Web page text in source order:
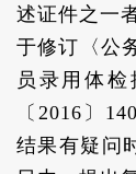
述证件之一
于修订〈公
员录用体
〔2016〕
结果有疑问